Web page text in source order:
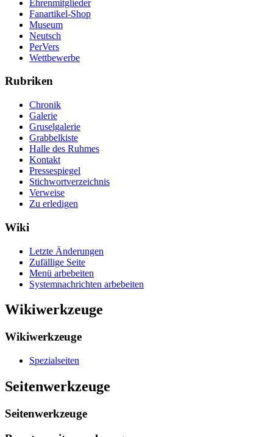
Ehrenmitglieder
Fanartikel-Shop
Museum
Neutsch
PerVers
Wettbewerbe
Rubriken
Chronik
Galerie
Gruselgalerie
Grabbelkiste
Halle des Ruhmes
Kontakt
Pressespiegel
Stichwortverzeichnis
Verweise
Zu erledigen
Wiki
Letzte Änderungen
Zufällige Seite
Menü arbebeiten
Systemnachrichten arbebeiten
Wikiwerkzeuge
Wikiwerkzeuge
Spezialseiten
Seitenwerkzeuge
Seitenwerkzeuge